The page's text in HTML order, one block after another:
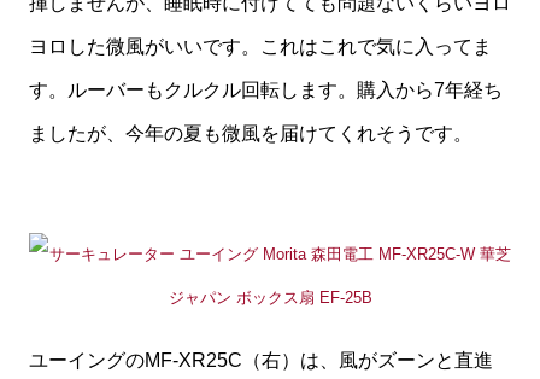
ヨロした微風がいいです。これはこれで気に入ってま
す。ルーバーもクルクル回転します。購入から7年経ち
ましたが、今年の夏も微風を届けてくれそうです。
ユーイングのMF-XR25C（右）は、風がズーンと直進